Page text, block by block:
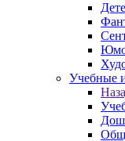
Учебные